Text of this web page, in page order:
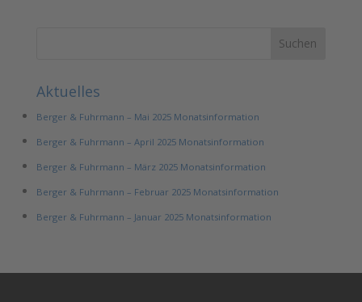
Aktuelles
Berger & Fuhrmann – Mai 2025 Monatsinformation
Berger & Fuhrmann – April 2025 Monatsinformation
Berger & Fuhrmann – März 2025 Monatsinformation
Berger & Fuhrmann – Februar 2025 Monatsinformation
Berger & Fuhrmann – Januar 2025 Monatsinformation